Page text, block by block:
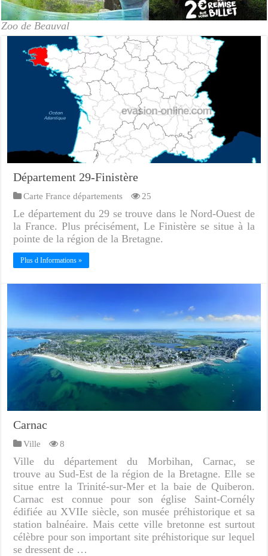
Zoo de Beauval
Département 29-Finistère
Carte France départements 25
Le département du 29 se trouve dans le Nord-Ouest de
la France. Plus précisément, Le Finistère se situe à la
pointe de la région de la Bretagne.
Plus d Informations »
Carnac
Ville 8
Ville du département du Morbihan, Carnac, se
trouve au Sud-Est de la région de la Bretagne. Elle se
situe entre la Trinité-sur-Mer et la baie de Quiberon.
Carnac est connue pour son église Saint-Cornély
édifiée au XVIIe siècle, son musée préhistorique et sa
station balnéaire. Mais cette ville bretonne est surtout
célèbre pour son important site préhistorique sur lequel
se dressent de …